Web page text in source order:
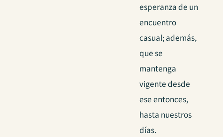
esperanza de un
encuentro
casual; además,
que se
mantenga
vigente desde
ese entonces,
hasta nuestros
días.